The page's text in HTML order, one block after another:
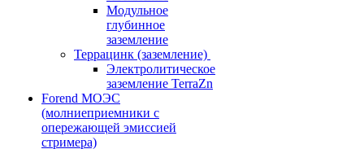
Модульное
глубинное
заземление
Террацинк (заземление)
Электролитическое
заземление TerraZn
Forend МОЭС
(молниеприемники с
опережающей эмиссией
стримера)